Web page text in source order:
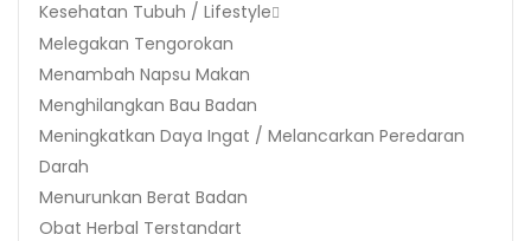
Kesehatan Tubuh / Lifestyle
Melegakan Tengorokan
Menambah Napsu Makan
Menghilangkan Bau Badan
Meningkatkan Daya Ingat / Melancarkan Peredaran
Darah
Menurunkan Berat Badan
Obat Herbal Terstandart